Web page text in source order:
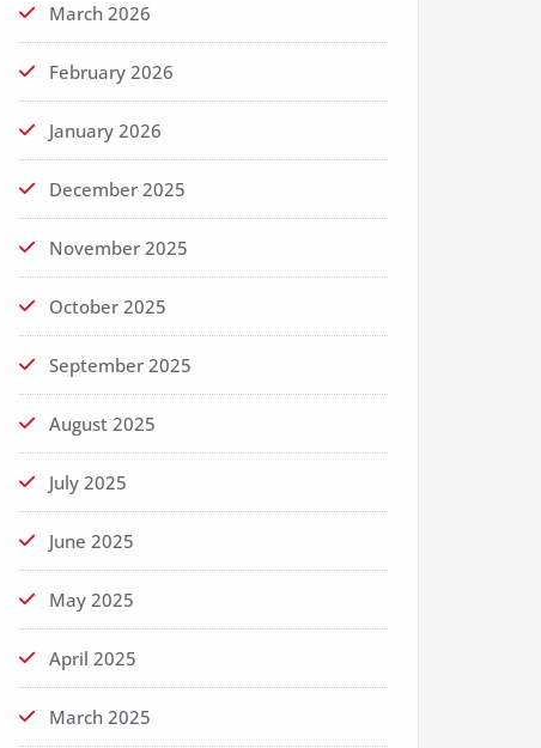
March 2026
February 2026
January 2026
December 2025
November 2025
October 2025
September 2025
August 2025
July 2025
June 2025
May 2025
April 2025
March 2025